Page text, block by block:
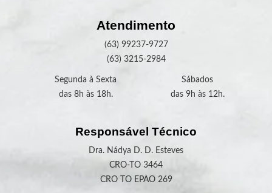
Atendimento
(63) 99237-9727
(63) 3215-2984
Segunda à Sexta
das 8h às 18h.
Sábados
das 9h às 12h.
Responsável Técnico
Dra. Nádya D. D. Esteves
CRO-TO 3464
CRO TO EPAO 269